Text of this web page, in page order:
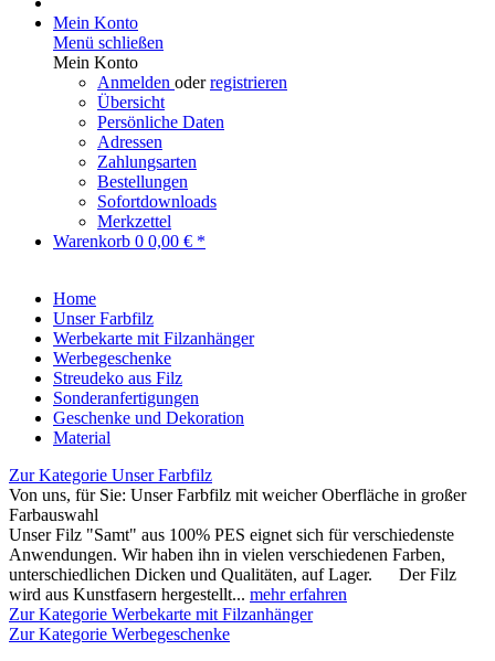
Mein Konto
Menü schließen
Mein Konto
Anmelden oderregistrieren
Übersicht
Persönliche Daten
Adressen
Zahlungsarten
Bestellungen
Sofortdownloads
Merkzettel
Warenkorb 0 0,00 € *
Home
Unser Farbfilz
Werbekarte mit Filzanhänger
Werbegeschenke
Streudeko aus Filz
Sonderanfertigungen
Geschenke und Dekoration
Material
Zur Kategorie Unser Farbfilz
Von uns, für Sie: Unser Farbfilz mit weicher Oberfläche in großer
Farbauswahl
Unser Filz "Samt" aus 100% PES eignet sich für verschiedenste
Anwendungen. Wir haben ihn in vielen verschiedenen Farben,
unterschiedlichen Dicken und Qualitäten, auf Lager. Der Filz
wird aus Kunstfasern hergestellt... mehr erfahren
Zur Kategorie Werbekarte mit Filzanhänger
Zur Kategorie Werbegeschenke